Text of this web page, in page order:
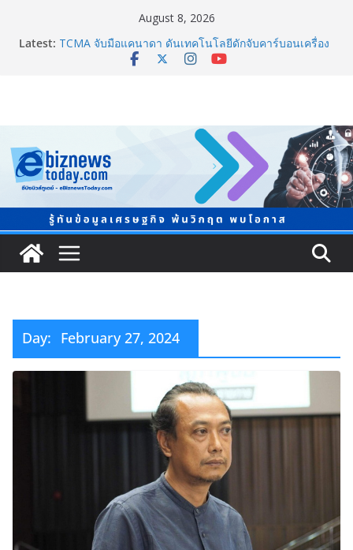
August 8, 2026
Latest: TCMA จับมือแคนาดา ดันเทคโนโลยีดักจับคาร์บอนเครื่อง
แรกในไทย ปูทางอุตสาหกรรมปูนซีเมนต์สู่ Net Zero 2050
ภาครัฐ-เอกชนจับมือสัมมนาใหญ่ ยกระดับอุตสาหกรรมเซ
รามิกไทยสู่สากล พร้อมชวนผู้ประกอบไทยร่วมงาน
“Ceramics Vietnam & Stone Vietnam 2026”
อลิอันซ์ อยุธยา ส่งเสริมคนไทยเตรียมพร้อมรับมือวิกฤต
เปิดพื้นที่ “Level Up the Care by Allianz Ayudhya
นิทรรศการยกระดับ…ความเป็นห่วง” ในงาน Hug
HeartYai
Guangzhou Yinghao School เผยวิสัยทัศน์การศึกษาที่
พร้อมรับอนาคต
Day: February 27, 2024